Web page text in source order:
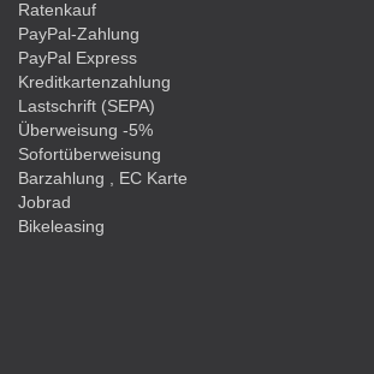
Ratenkauf
PayPal-Zahlung
PayPal Express
Kreditkartenzahlung
Lastschrift (SEPA)
Überweisung -5%
Sofortüberweisung
Barzahlung , EC Karte
Jobrad
Bikeleasing